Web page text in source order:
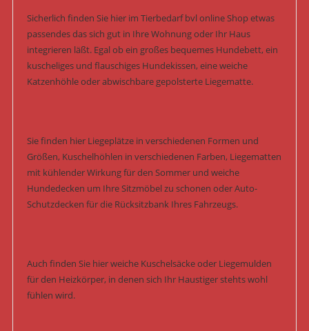
Sicherlich finden Sie hier im Tierbedarf bvl online Shop etwas
passendes das sich gut in Ihre Wohnung oder Ihr Haus
integrieren läßt. Egal ob ein großes bequemes Hundebett, ein
kuscheliges und flauschiges Hundekissen, eine weiche
Katzenhöhle oder abwischbare gepolsterte Liegematte.
Sie finden hier Liegeplätze in verschiedenen Formen und
Größen, Kuschelhöhlen in verschiedenen Farben, Liegematten
mit kühlender Wirkung für den Sommer und weiche
Hundedecken um Ihre Sitzmöbel zu schonen oder Auto-
Schutzdecken für die Rücksitzbank Ihres Fahrzeugs.
Auch finden Sie hier weiche Kuschelsäcke oder Liegemulden
für den Heizkörper, in denen sich Ihr Haustiger stehts wohl
fühlen wird.